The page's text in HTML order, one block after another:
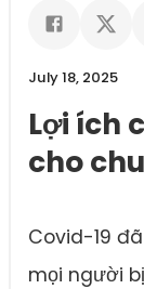
July 18, 2025
Lợi ích
cho
Covid-19
mọi người